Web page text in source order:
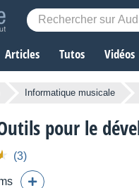
Articles Tutos Vidéos
Informatique musicale
pour le
(3)